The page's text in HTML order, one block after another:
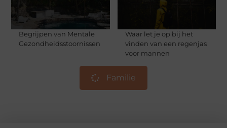
Begrijpen van Mentale
Gezondheidsstoornissen
Waar let je op bij het
vinden van een regenjas
voor mannen
Familie